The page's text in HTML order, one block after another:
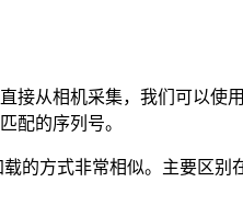
接从相机采集，我们可以
配的序列号。
的方式非常相似。主要区